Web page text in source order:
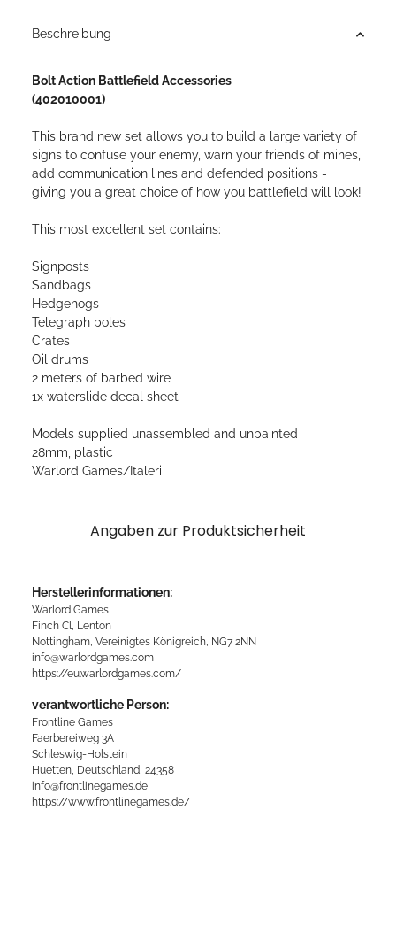
Beschreibung
Bolt Action Battlefield Accessories
(402010001)
This brand new set allows you to build a large variety of
signs to confuse your enemy, warn your friends of mines,
add communication lines and defended positions -
giving you a great choice of how you battlefield will look!
This most excellent set contains:
Signposts
Sandbags
Hedgehogs
Telegraph poles
Crates
Oil drums
2 meters of barbed wire
1x waterslide decal sheet
Models supplied unassembled and unpainted
28mm, plastic
Warlord Games/Italeri
Angaben zur Produktsicherheit
Herstellerinformationen:
Warlord Games
Finch Cl, Lenton
Nottingham, Vereinigtes Königreich, NG7 2NN
info@warlordgames.com
https://eu.warlordgames.com/
verantwortliche Person:
Frontline Games
Faerbereiweg 3A
Schleswig-Holstein
Huetten, Deutschland, 24358
info@frontlinegames.de
https://www.frontlinegames.de/